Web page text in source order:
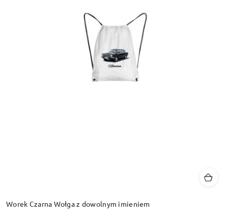
Worek Czarna Wołga z dowolnym imieniem